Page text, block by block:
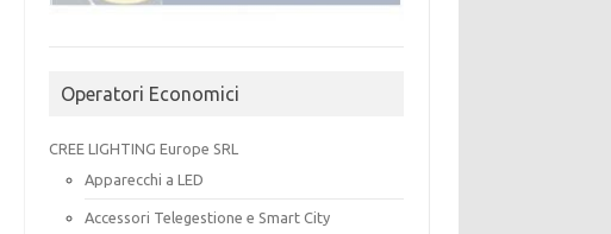
Operatori Economici
CREE LIGHTING Europe SRL
Apparecchi a LED
Accessori Telegestione e Smart City